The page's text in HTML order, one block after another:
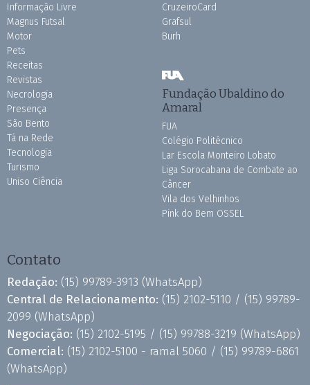
Informação Livre
Magnus Futsal
Motor
Pets
Receitas
Revistas
Necrologia
Presença
São Bento
Tá na Rede
Tecnologia
Turismo
Uniso Ciência
CruzeiroCard
Grafsul
Burh
Fundação Ubaldino do
Amaral
FUA
Colégio Politécnico
Lar Escola Monteiro Lobato
Liga Sorocabana de Combate ao
Câncer
Vila dos Velhinhos
Pink do Bem OSSEL
Contato
Redação: (15) 99789-3913 (WhatsApp)
Central de Relacionamento: (15) 2102-5110 / (15) 99789-
2099 (WhatsApp)
Negociação: (15) 2102-5195 / (15) 99788-3219 (WhatsApp)
Comercial: (15) 2102-5100 - ramal 5060 / (15) 99789-6861
(WhatsApp)